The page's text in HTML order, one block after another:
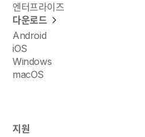
엔터프라이즈
다운로드
Android
iOS
Windows
macOS
지원